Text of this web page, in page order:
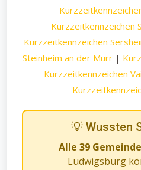
Kurzzeitkennzeichen
Kurzzeitkennzeichen
Steinheim an der Murr |
Kurzzeitkennzeichen
💡 Wussten
Alle 39
Ludwigsburg